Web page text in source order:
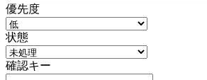
優先度
状態
確認キー